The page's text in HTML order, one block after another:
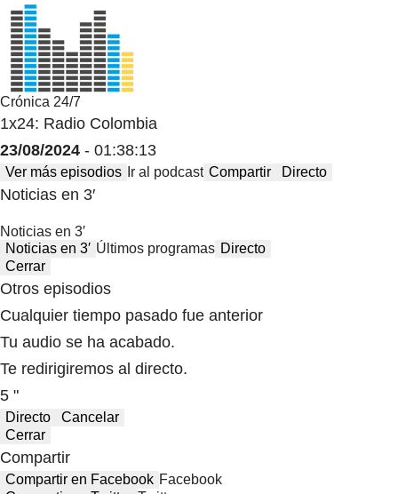
Crónica 24/7
1x24: Radio Colombia
23/08/2024 - 01:38:13
Ver más episodios Ir al podcast Compartir Directo
Noticias en 3′
Noticias en 3′
Noticias en 3′ Últimos programas Directo
Cerrar
Otros episodios
Cualquier tiempo pasado fue anterior
Tu audio se ha acabado.
Te redirigiremos al directo.
5 "
Directo
Cancelar
Cerrar
Compartir
Compartir en Facebook Facebook